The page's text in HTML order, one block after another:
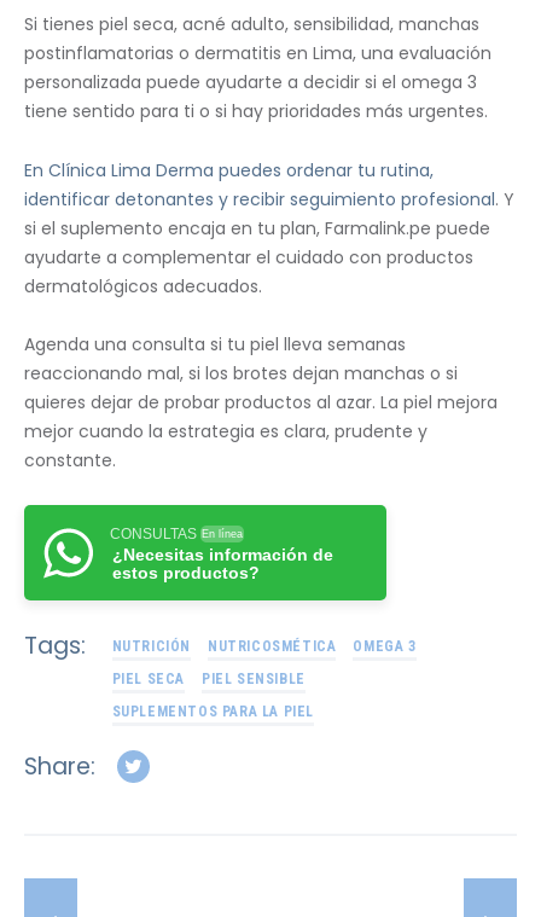
Si tienes piel seca, acné adulto, sensibilidad, manchas
postinflamatorias o dermatitis en Lima, una evaluación
personalizada puede ayudarte a decidir si el omega 3
tiene sentido para ti o si hay prioridades más urgentes.
En Clínica Lima Derma puedes ordenar tu rutina,
identificar detonantes y recibir seguimiento profesional. Y
si el suplemento encaja en tu plan, Farmalink.pe puede
ayudarte a complementar el cuidado con productos
dermatológicos adecuados.
Agenda una consulta si tu piel lleva semanas
reaccionando mal, si los brotes dejan manchas o si
quieres dejar de probar productos al azar. La piel mejora
mejor cuando la estrategia es clara, prudente y
constante.
CONSULTAS En línea
¿Necesitas información de
estos productos?
Tags: NUTRICIÓN NUTRICOSMÉTICA
OMEGA 3
PIEL SECA
PIEL SENSIBLE
SUPLEMENTOS PARA LA PIEL
Share: